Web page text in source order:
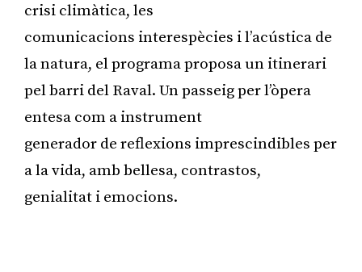
crisi climàtica, les
comunicacions interespècies i l’acústica de
la natura, el programa proposa un itinerari
pel barri del Raval. Un passeig per l’òpera
entesa com a instrument
generador de reflexions imprescindibles per
a la vida, amb bellesa, contrastos,
genialitat i emocions.